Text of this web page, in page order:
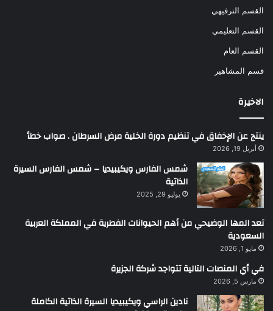
القسم الترفيهي
القسم التعليمي
القسم العام
قسم المشاهير
الاخيرة
ينتج عن الإخفاق في تنظيم دورة الخلية مرض السرطان . صواب خطأ
أبريل 19, 2026
شمس الفارس ويكيبيديا – شمس الفارس السيرة
الذاتية
يوليو 29, 2025
تعد المها الوضيحي من أهم الحيوانات الفطرية في المملكة العربية
السعودية
مايو 1, 2026
في أي المنصات التالية تتواجد شركة الجزيرة
مارس 5, 2026
نادين الراسي ويكيبيديا السيرة الذاتية الكاملة